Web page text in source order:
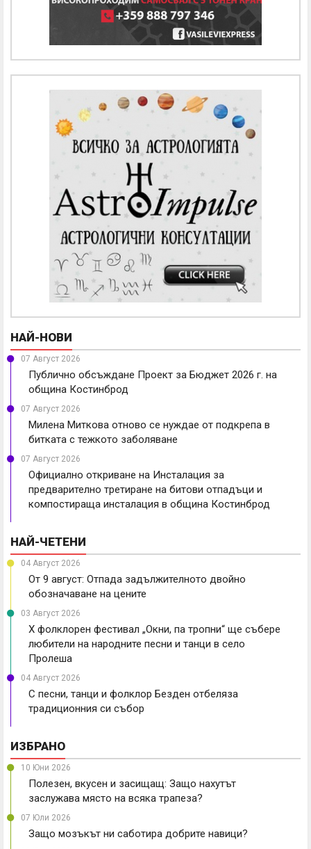
НАЙ-НОВИ
07 Август 2026
Публично обсъждане Проект за Бюджет 2026 г. на
община Костинброд
07 Август 2026
Милена Миткова отново се нуждае от подкрепа в
битката с тежкото заболяване
07 Август 2026
Официално откриване на Инсталация за
предварително третиране на битови отпадъци и
компостираща инсталация в община Костинброд
НАЙ-ЧЕТЕНИ
04 Август 2026
От 9 август: Отпада задължителното двойно
обозначаване на цените
03 Август 2026
X фолклорен фестивал „Окни, па тропни“ ще събере
любители на народните песни и танци в село
Пролеша
04 Август 2026
С песни, танци и фолклор Безден отбеляза
традиционния си събор
ИЗБРАНО
10 Юни 2026
Полезен, вкусен и засищащ: Защо нахутът
заслужава място на всяка трапеза?
07 Юли 2026
Защо мозъкът ни саботира добрите навици?